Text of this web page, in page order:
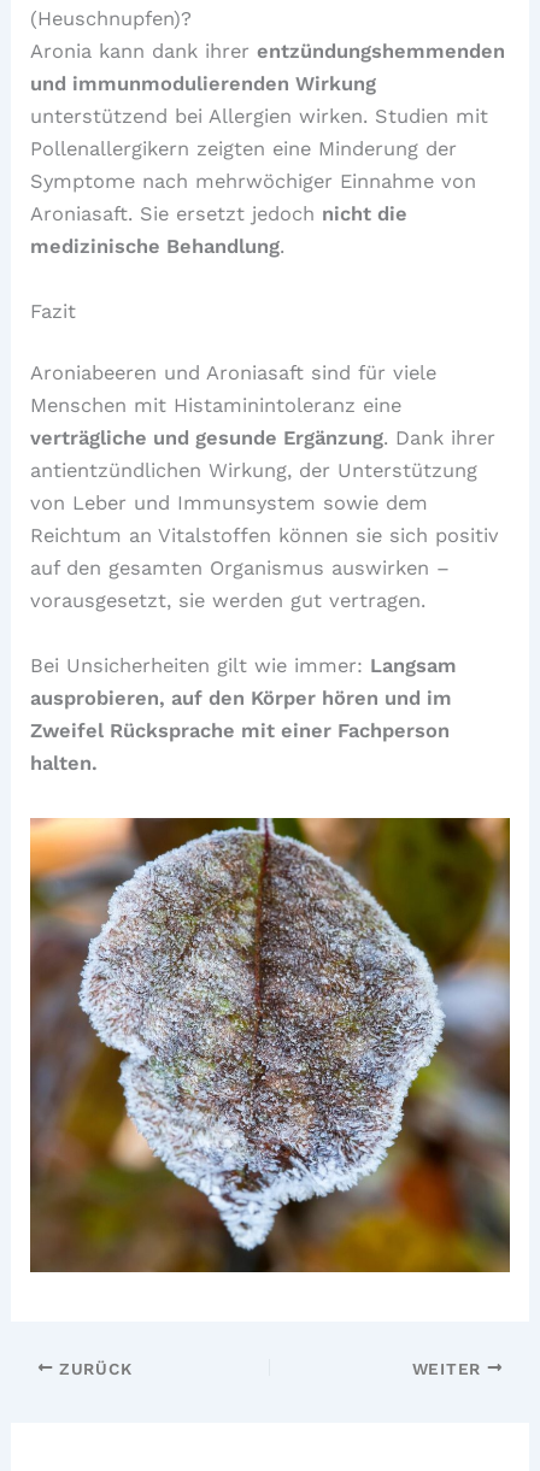
(Heuschnupfen)?
Aronia kann dank ihrerentzündungshemmenden
und immunmodulierenden Wirkung
unterstützend bei Allergien wirken. Studien mit
Pollenallergikern zeigten eine Minderung der
Symptome nach mehrwöchiger Einnahme von
Aroniasaft. Sie ersetzt jedoch nicht die
medizinische Behandlung.
Fazit
Aroniabeeren und Aroniasaft sind für viele
Menschen mit Histaminintoleranz eine
verträgliche und gesunde Ergänzung. Dank ihrer
antientzündlichen Wirkung, der Unterstützung
von Leber und Immunsystem sowie dem
Reichtum an Vitalstoffen können sie sich positiv
auf den gesamten Organismus auswirken –
vorausgesetzt, sie werden gut vertragen.
Bei Unsicherheiten gilt wie immer: Langsam
ausprobieren, auf den Körper hören und im
Zweifel Rücksprache mit einer Fachperson
halten.
ZURÜCK WEITER